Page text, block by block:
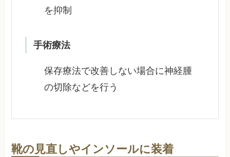
を抑制
手術療法
保存療法で改善しない場合に神経腫
の切除などを行う
靴の見直しやインソールに装着